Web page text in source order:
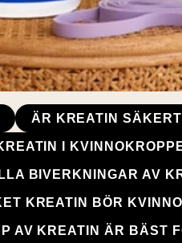
ÄR KREATIN
I
BIVERKNINGAR AV
KREATIN BÖR
AV KREATIN ÄR BÄST